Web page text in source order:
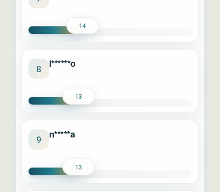
14
8 l******o
13
9 n*****a
13